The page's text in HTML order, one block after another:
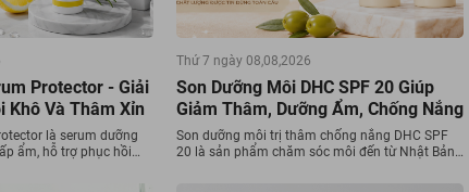
Protector - Giải
Khô Và Thâm Xỉn
là serum dưỡng
ẩm, hỗ trợ phục hồi
Thứ 7 ngày 08,08,2026
Son Dưỡng Môi DHC SPF 20 Giúp
Giảm Thâm, Dưỡng Ẩm, Chống Nắng
Son dưỡng môi trị thâm chống nắng DHC SPF
20 là sản phẩm chăm sóc môi đến từ Nhật Bản